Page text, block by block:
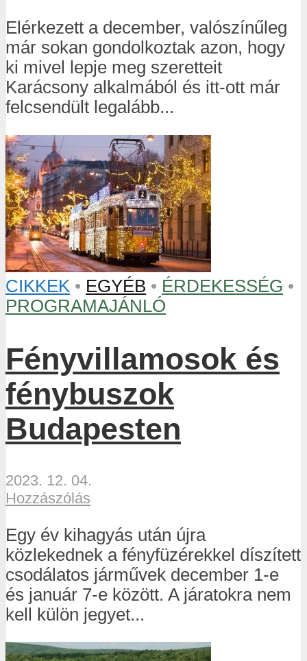
Elérkezett a december, valószínűleg
már sokan gondolkoztak azon, hogy
ki mivel lepje meg szeretteit
Karácsony alkalmából és itt-ott már
felcsendült legalább...
CIKKEK • EGYÉB • ÉRDEKESSÉG •
PROGRAMAJÁNLÓ
Fényvillamosok és
fénybuszok
Budapesten
2023. 12. 04.
Hozzászólás
Egy év kihagyás után újra
közlekednek a fényfüzérekkel díszített
csodálatos járművek december 1-e
és január 7-e között. A járatokra nem
kell külön jegyet...